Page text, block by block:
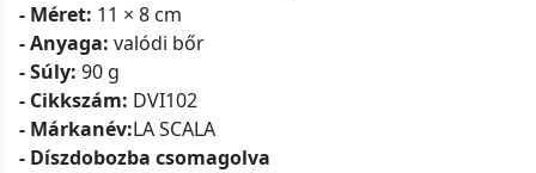
- Méret: 11 × 8 cm
- Anyaga: valódi bőr
- Súly: 90 g
- Cikkszám: DVI102
- Márkanév:LA SCALA
- Díszdobozba csomagolva